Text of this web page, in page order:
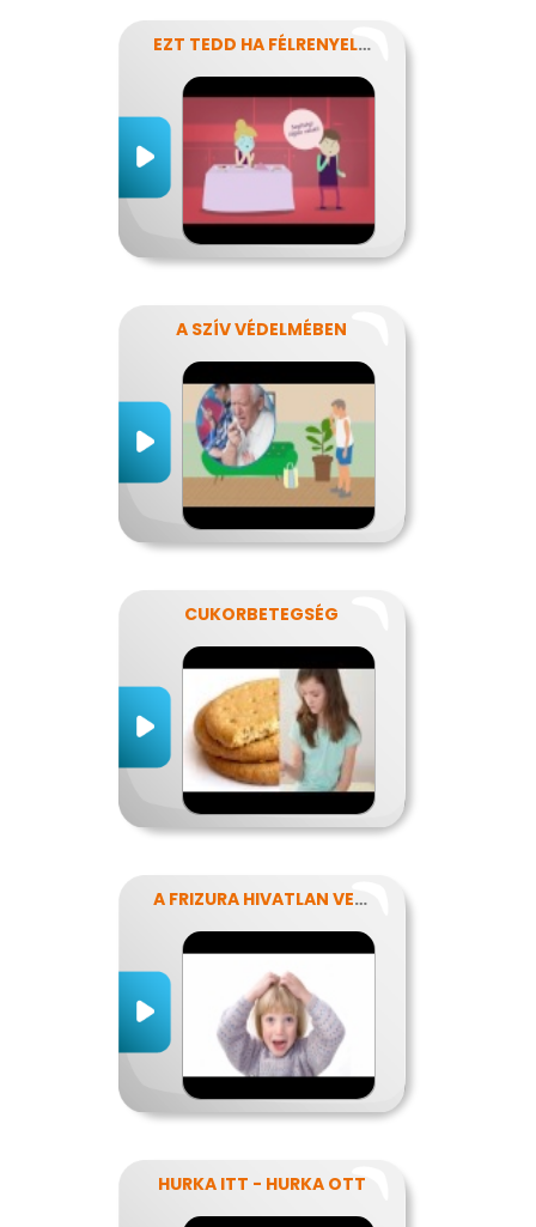
EZT TEDD HA FÉLRENYELT VALAKI
A SZÍV VÉDELMÉBEN
CUKORBETEGSÉG
A FRIZURA HIVATLAN VENDÉGEI - A FEJTETVEK
HURKA ITT - HURKA OTT